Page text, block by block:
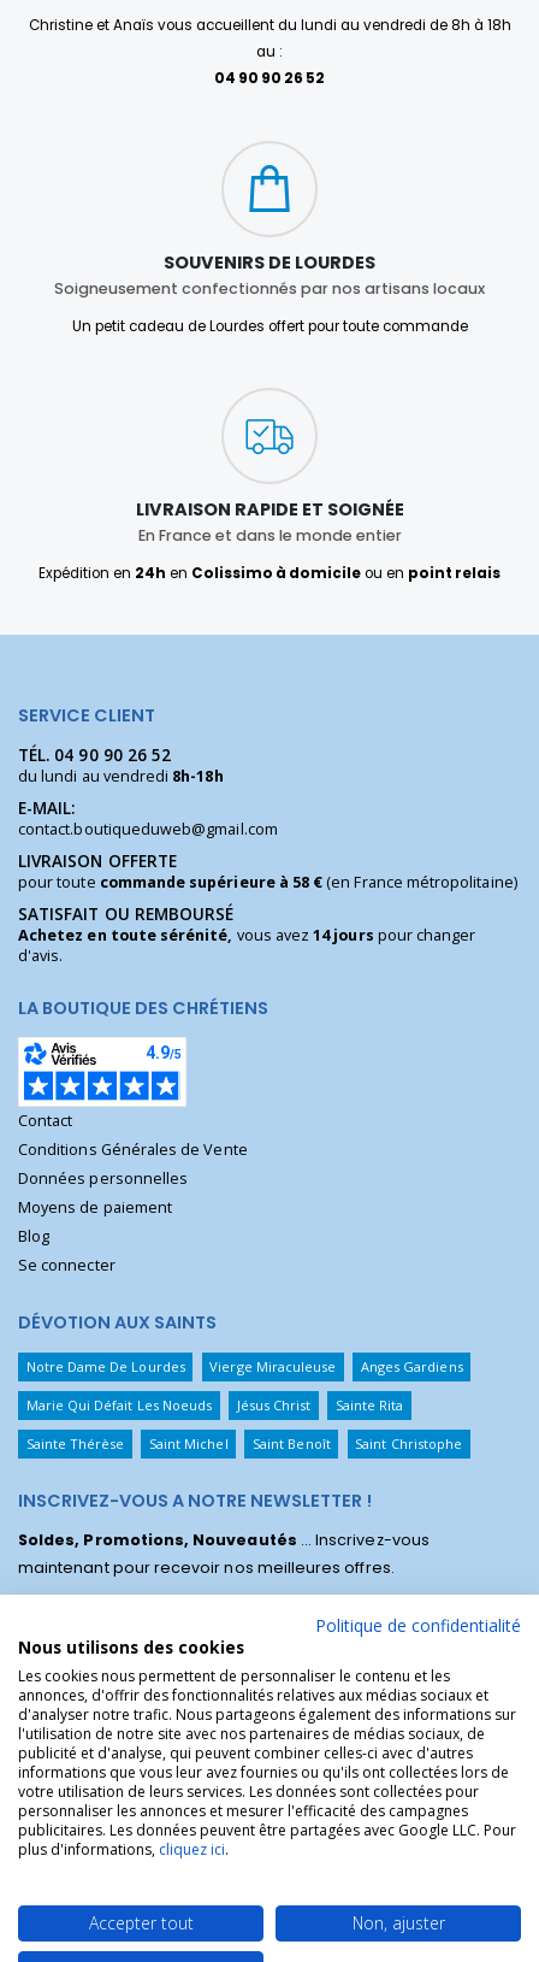
Christine et Anaïs vous accueillent du lundi au vendredi de 8h à 18h
au :
04 90 90 26 52
SOUVENIRS DE LOURDES
Soigneusement confectionnés par nos artisans locaux
Un petit cadeau de Lourdes offert pour toute commande
LIVRAISON RAPIDE ET SOIGNÉE
En France et dans le monde entier
Expédition en 24h en Colissimo à domicileou en point relais
SERVICE CLIENT
TÉL. 04 90 90 26 52
du lundi au vendredi 8h-18h
E-MAIL:
contact.boutiqueduweb@gmail.com
LIVRAISON OFFERTE
pour toute commande supérieure à 58 €(en France métropolitaine)
SATISFAIT OU REMBOURSÉ
Achetez en toute sérénité, vous avez14 jours pour changer
d'avis.
LA BOUTIQUE DES CHRÉTIENS
Contact
Conditions Générales de Vente
Données personnelles
Moyens de paiement
Blog
Se connecter
DÉVOTION AUX SAINTS
Notre Dame De Lourdes Vierge Miraculeuse Anges Gardiens
Marie Qui Défait Les Noeuds Jésus Christ Sainte Rita
Sainte Thérèse Saint Michel Saint Benoît Saint Christophe
INSCRIVEZ-VOUS A NOTRE NEWSLETTER !
Soldes, Promotions, Nouveautés ... Inscrivez-vous
maintenant pour recevoir nos meilleures offres.
La Boutique des Chrétiens © | La boutique religieuse chrétienne de
référence !.
Politique de confidentialité
Nous utilisons des cookies
Les cookies nous permettent de personnaliser le contenu et les
annonces, d'offrir des fonctionnalités relatives aux médias sociaux et
d'analyser notre trafic. Nous partageons également des informations sur
l'utilisation de notre site avec nos partenaires de médias sociaux, de
publicité et d'analyse, qui peuvent combiner celles-ci avec d'autres
informations que vous leur avez fournies ou qu'ils ont collectées lors de
votre utilisation de leurs services. Les données sont collectées pour
personnaliser les annonces et mesurer l'efficacité des campagnes
publicitaires. Les données peuvent être partagées avec Google LLC. Pour
plus d'informations, cliquez ici.
Accepter tout
Non, ajuster